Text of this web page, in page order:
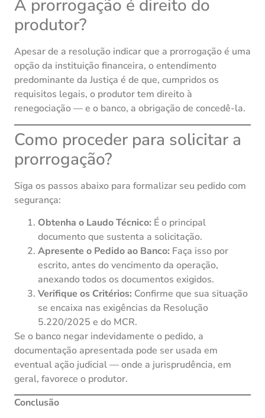
A prorrogação é direito do
produtor?
Apesar de a resolução indicar que a prorrogação é uma
opção da instituição financeira, o entendimento
predominante da Justiça é de que, cumpridos os
requisitos legais, o produtor tem direito à
renegociação — e o banco, a obrigação de concedê-la.
Como proceder para solicitar a
prorrogação?
Siga os passos abaixo para formalizar seu pedido com
segurança:
Obtenha o Laudo Técnico: É o principal
documento que sustenta a solicitação.
Apresente o Pedido ao Banco: Faça isso por
escrito, antes do vencimento da operação,
anexando todos os documentos exigidos.
Verifique os Critérios: Confirme que sua situação
se encaixa nas exigências da Resolução
5.220/2025 e do MCR.
Se o banco negar indevidamente o pedido, a
documentação apresentada pode ser usada em
eventual ação judicial — onde a jurisprudência, em
geral, favorece o produtor.
Conclusão